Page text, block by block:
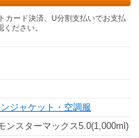
カード決済、U分割支払いでお支払
ください。
ジャケット・空調服
スターマックス5.0(1,000ml)